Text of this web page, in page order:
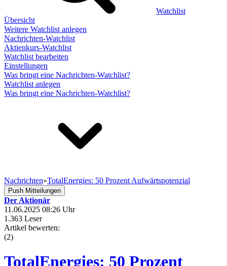
Watchlist
Übersicht
Weitere Watchlist anlegen
Nachrichten-Watchlist
Aktienkurs-Watchlist
Watchlist bearbeiten
Einstellungen
Was bringt eine Nachrichten-Watchlist?
Watchlist anlegen
Was bringt eine Nachrichten-Watchlist?
Nachrichten»TotalEnergies: 50 Prozent Aufwärtspotenzial
Push Mitteilungen
Der Aktionär
11.06.2025 08:26 Uhr
1.363 Leser
Artikel bewerten:
(2)
TotalEnergies: 50 Prozent